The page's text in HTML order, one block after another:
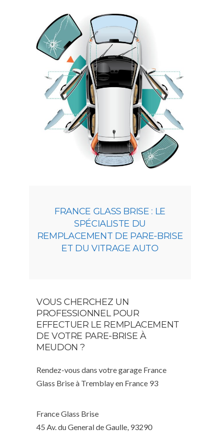
FRANCE GLASS BRISE : LE
SPÉCIALISTE DU
REMPLACEMENT DE PARE-BRISE
ET DU VITRAGE AUTO
VOUS CHERCHEZ UN
PROFESSIONNEL POUR
EFFECTUER LE REMPLACEMENT
DE VOTRE PARE-BRISE À
MEUDON ?
Rendez-vous dans votre garage France
Glass Brise à Tremblay en France 93
France Glass Brise
45 Av. du General de Gaulle, 93290